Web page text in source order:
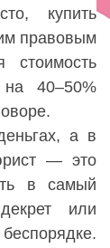
купить
правовым
стоимость
на 40–50%
а в
— это
в самый
или